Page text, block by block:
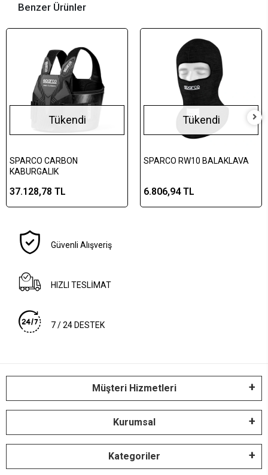
Benzer Ürünler
Tükendi
SPARCO CARBON
KABURGALIK
37.128,78 TL
Tükendi
SPARCO RW10 BALAKLAVA
6.806,94 TL
Güvenli Alışveriş
HIZLI TESLİMAT
7 / 24 DESTEK
Müşteri Hizmetleri
Kurumsal
Kategoriler